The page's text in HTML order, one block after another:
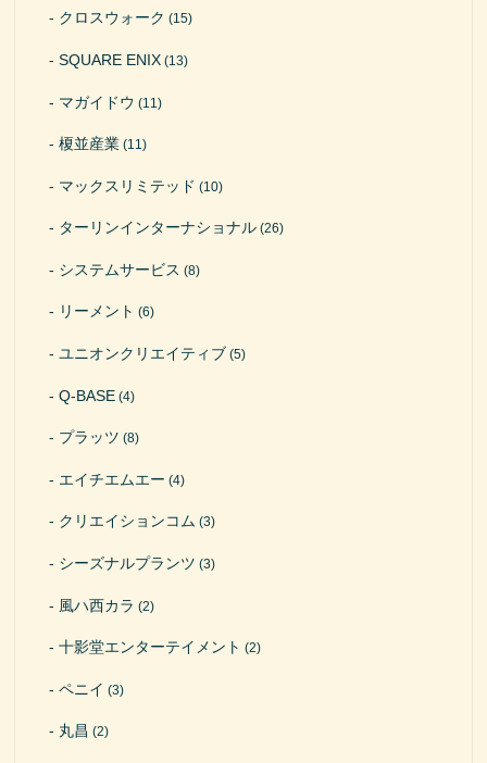
クロスウォーク (15)
SQUARE ENIX (13)
マガイドウ (11)
榎並産業 (11)
マックスリミテッド (10)
ターリンインターナショナル (26)
システムサービス (8)
リーメント (6)
ユニオンクリエイティブ (5)
Q-BASE (4)
プラッツ (8)
エイチエムエー (4)
クリエイションコム (3)
シーズナルプランツ (3)
風ハ西カラ (2)
十影堂エンターテイメント (2)
ペニイ (3)
丸昌 (2)